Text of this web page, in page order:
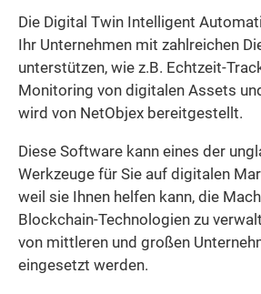
Die Digital Twin Intelligent
Ihr Unternehmen mit zahlreichen
unterstützen, wie z.B. Echtzeit-
Monitoring von digitalen Assets
wird von NetObjex bereitgestellt.
Diese Software kann eines der
Werkzeuge für Sie auf digitalen
weil sie Ihnen helfen kann, die
Blockchain-Technologien zu
von mittleren und großen
eingesetzt werden.